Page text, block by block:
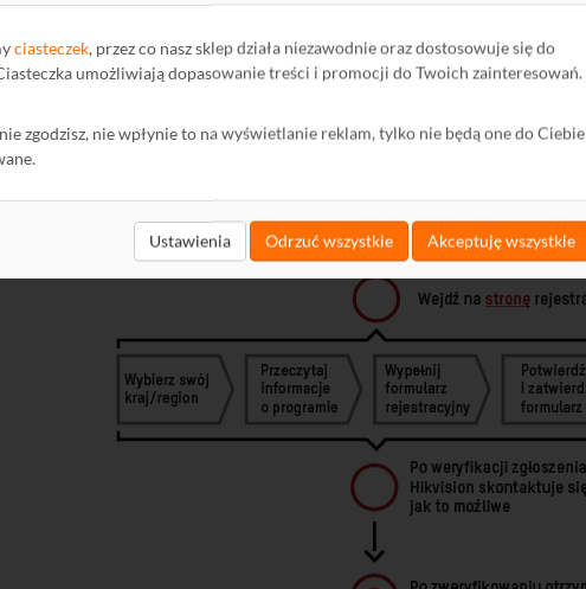
ciasteczek, przez co nasz sklep działa niezawodnie oraz dostosowuje się do
umożliwiają dopasowanie treści i promocji do Twoich zainteresowań.
zgodzisz, nie wpłynie to na wyświetlanie reklam, tylko nie będą one do Ciebie
Ustawienia Odrzuć wszystkie Akceptuję wszystkie